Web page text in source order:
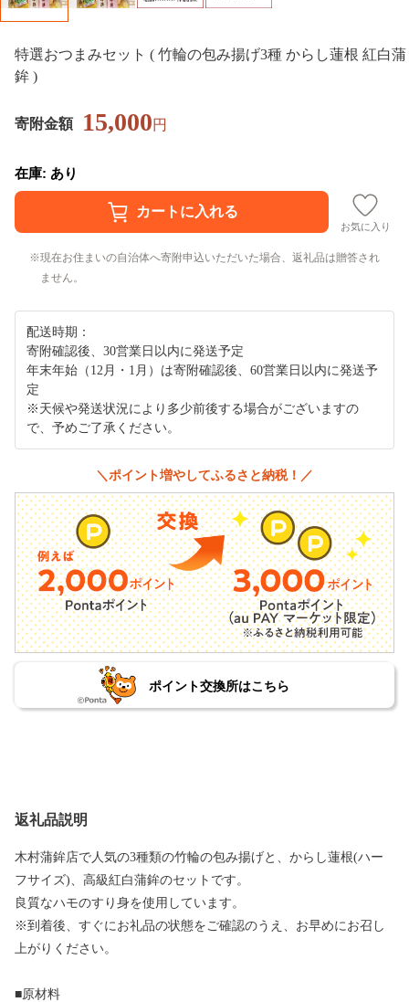
特選おつまみセット ( 竹輪の包み揚げ3種 からし蓮根 紅白蒲
鉾 )
寄附金額 15,000円
在庫: あり
お気に入り
現在お住まいの自治体へ寄附申込いただいた場合、返礼品は贈答され
ません。
配送時期：
寄附確認後、30営業日以内に発送予定
年末年始（12月・1月）は寄附確認後、60営業日以内に発送予
定
※天候や発送状況により多少前後する場合がございますの
で、予めご了承ください。
＼ポイント増やしてふるさと納税！／
ポイント交換所はこちら
返礼品説明
木村蒲鉾店で人気の3種類の竹輪の包み揚げと、からし蓮根(ハー
フサイズ)、高級紅白蒲鉾のセットです。
良質なハモのすり身を使用しています。
※到着後、すぐにお礼品の状態をご確認のうえ、お早めにお召し
上がりください。
■原材料